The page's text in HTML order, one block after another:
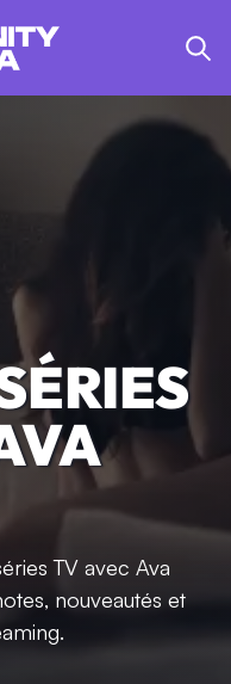
TV avec Ava
nouveautés et